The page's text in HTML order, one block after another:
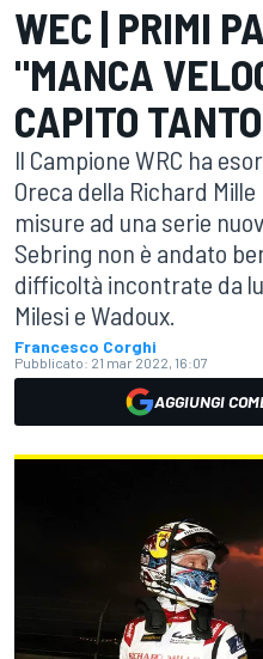
WEC | PRIMI
"MANCA
CAPITO
Il Campione WRC ha
Oreca della Richard
misure ad una serie
Sebring non è andato
difficoltà incontrate da
Milesi e Wadoux.
Francesco Corghi
Pubblicato: 21 mar 2022, 16:07
AGGIUNGI